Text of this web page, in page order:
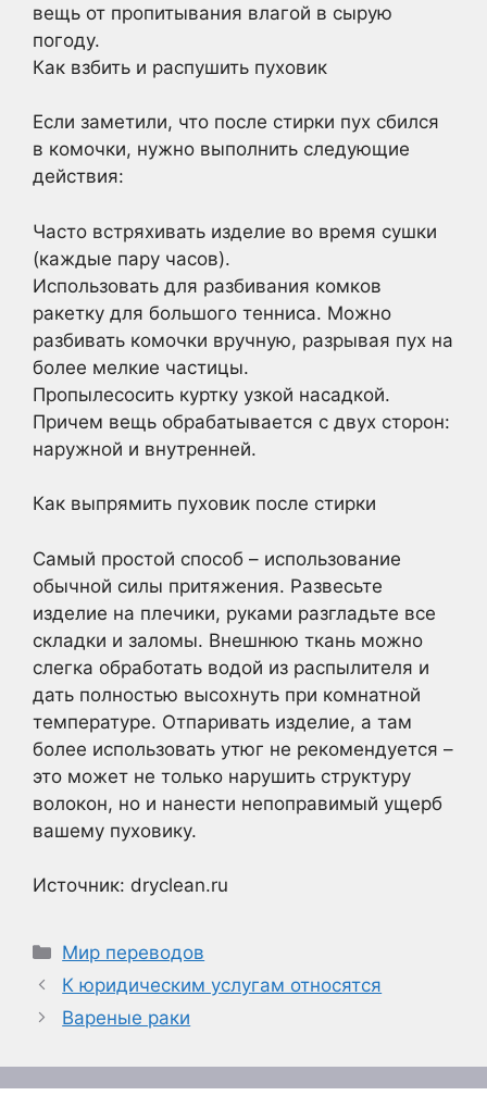
вещь от пропитывания влагой в сырую
погоду.
Как взбить и распушить пуховик
Если заметили, что после стирки пух сбился
в комочки, нужно выполнить следующие
действия:
Часто встряхивать изделие во время сушки
(каждые пару часов).
Использовать для разбивания комков
ракетку для большого тенниса. Можно
разбивать комочки вручную, разрывая пух на
более мелкие частицы.
Пропылесосить куртку узкой насадкой.
Причем вещь обрабатывается с двух сторон:
наружной и внутренней.
Как выпрямить пуховик после стирки
Самый простой способ – использование
обычной силы притяжения. Развесьте
изделие на плечики, руками разгладьте все
складки и заломы. Внешнюю ткань можно
слегка обработать водой из распылителя и
дать полностью высохнуть при комнатной
температуре. Отпаривать изделие, а там
более использовать утюг не рекомендуется –
это может не только нарушить структуру
волокон, но и нанести непоправимый ущерб
вашему пуховику.
Источник: dryclean.ru
Рубрики
Мир переводов
К юридическим услугам относятся
Вареные раки